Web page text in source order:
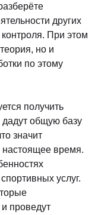
других
При этом
но и
по этому
получить
общую базу
значит
настоящее время.
услуг.
проведут